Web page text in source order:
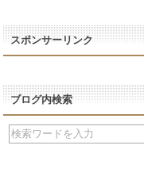
スポンサーリンク
ブログ内検索